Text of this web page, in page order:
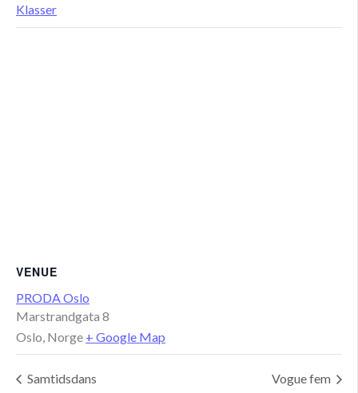
Klasser
VENUE
PRODA Oslo
Marstrandgata 8
Oslo Norge + Google Map
Samtidsdans Vogue fem